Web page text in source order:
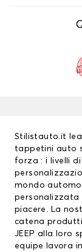
Stilistauto.it
tappetini auto
forza : i livelli
mondo
personalizzata
piacere. La
catena
JEEP alla loro
equipe lavora